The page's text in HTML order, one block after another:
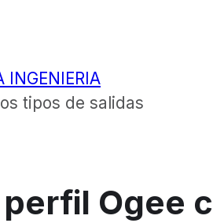
INGENIERIA
tipos de salidas
Ogee